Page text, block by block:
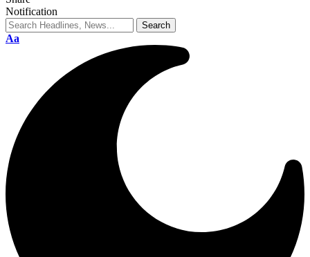
Notification
Aa